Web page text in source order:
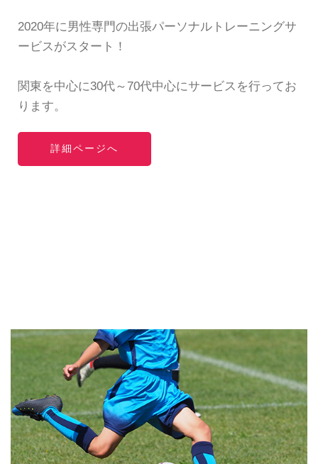
2020年に男性専門の出張パーソナルトレーニングサ
ービスがスタート！
関東を中心に30代～70代中心にサービスを行ってお
ります。
詳細ページへ